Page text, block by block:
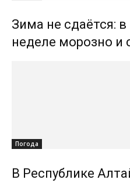
Зима не сдаётся:
неделе морозно и
Погода
В Республике